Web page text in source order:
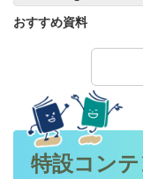
おすすめ資料
特設コン